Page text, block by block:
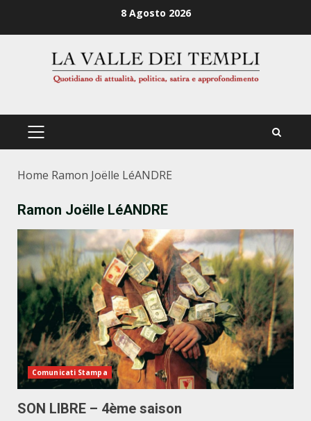
8 Agosto 2026
PRIMÄRES
Home Ramon Joëlle LéANDRE
Ramon Joëlle LéANDRE
Comunicati Stampa
SON LIBRE – 4ème saison